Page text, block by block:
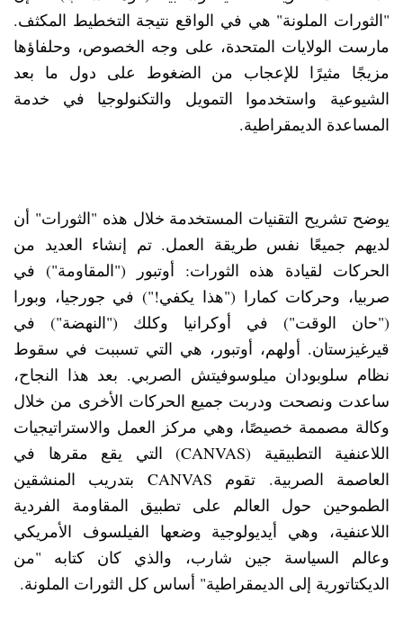
"الثورات الملونة" هي في الواقع نتيجة التخطيط المكثف.
مارست الولايات المتحدة، على وجه الخصوص، وحلفاؤها
مزيجًا مثيرًا للإعجاب من الضغوط على دول ما بعد
الشيوعية واستخدموا التمويل والتكنولوجيا في خدمة
المساعدة الديمقراطية.
يوضح تشريح التقنيات المستخدمة خلال هذه "الثورات" أن
لديهم جميعًا نفس طريقة العمل. تم إنشاء العديد من
الحركات لقيادة هذه الثورات: أوتبور ("المقاومة") في
صربيا، وحركات كمارا ("هذا يكفي!") في جورجيا، وبورا
("حان الوقت") في أوكرانيا وكلك ("النهضة") في
قيرغيزستان. أولهم، أوتبور، هي التي تسببت في سقوط
نظام سلوبودان ميلوسوفيتش الصربي. بعد هذا النجاح،
ساعدت ونصحت ودربت جميع الحركات الأخرى من خلال
وكالة مصممة خصيصًا، وهي مركز العمل والاستراتيجيات
اللاعنفية التطبيقية (CANVAS) التي يقع مقرها في
العاصمة الصربية. تقوم CANVAS بتدريب المنشقين
الطموحين حول العالم على تطبيق المقاومة الفردية
اللاعنفية، وهي أيديولوجية وضعها الفيلسوف الأمريكي
وعالم السياسة جين شارب، والذي كان كتابه "من
الديكتاتورية إلى الديمقراطية" أساس كل الثورات الملونة.